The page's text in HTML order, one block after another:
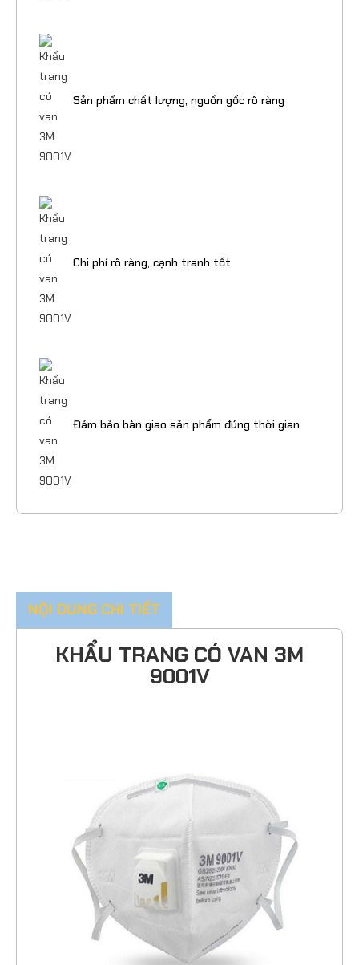
Sản phẩm chất lượng, nguồn gốc rõ ràng
Chi phí rõ ràng, cạnh tranh tốt
Đảm bảo bàn giao sản phẩm đúng thời gian
NỘI DUNG CHI TIẾT
KHẨU TRANG CÓ VAN 3M
9001V